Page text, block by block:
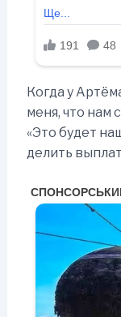
Когда у
меня, что нам
«Это будет
делить